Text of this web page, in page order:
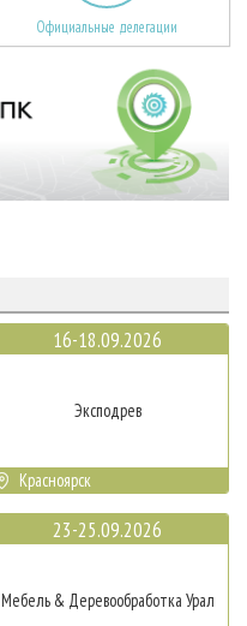
Официальные делегации
16-18.09.2026
Эксподрев
Красноярск
23-25.09.2026
Мебель & Деревообработка Урал